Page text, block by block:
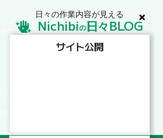
ン清掃
日々の作業内容が見える
Nichibiの日々BLOG
サイト公開